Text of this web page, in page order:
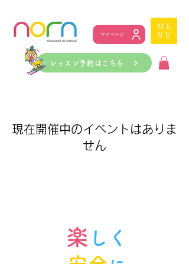
マイページ
ME
NU
レッスン予約はこちら
現在開催中のイベントはありま
せん
楽 しく